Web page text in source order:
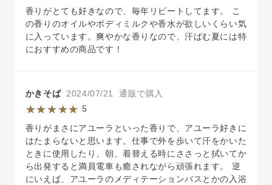
香りがとても好きなので、毎年リピートしてます。 こ
の香りのオイルやボディミルクや香水が欲しいくらい気
に入っています。爽やかな香りなので、汗ばむ夏には特
におすすめの商品です！
かきそば2024/07/21 通販で購入
5
香りがまさにアユーラといった香りで、アユーラ好きに
はたまらないと思います。仕事で外を歩いて汗をかいた
ときに使用したり、朝、着替える時にささっと拭いてか
ら出発すると満員電車も癒されながら頑張れます。 逆
にいえば、アユーラのメディテーションバスとかの入浴